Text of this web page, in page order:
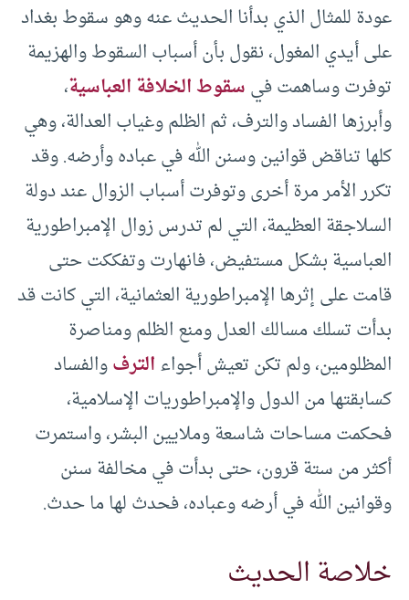
عودة للمثال الذي بدأنا الحديث عنه وهو سقوط بغداد
على أيدي المغول، نقول بأن أسباب السقوط والهزيمة
توفرت وساهمت فيسقوط الخلافة العباسية،
وأبرزها الفساد والترف، ثم الظلم وغياب العدالة، وهي
كلها تناقض قوانين وسنن الله في عباده وأرضه. وقد
تكرر الأمر مرة أخرى وتوفرت أسباب الزوال عند دولة
السلاجقة العظيمة، التي لم تدرس زوال الإمبراطورية
العباسية بشكل مستفيض، فانهارت وتفككت حتى
قامت على إثرها الإمبراطورية العثمانية، التي كانت قد
بدأت تسلك مسالك العدل ومنع الظلم ومناصرة
المظلومين، ولم تكن تعيش أجواءالترفوالفساد
كسابقتها من الدول والإمبراطوريات الإسلامية،
فحكمت مساحات شاسعة وملايين البشر، واستمرت
أكثر من ستة قرون، حتى بدأت في مخالفة سنن
وقوانين الله في أرضه وعباده، فحدث لها ما حدث.
خلاصة الحديث